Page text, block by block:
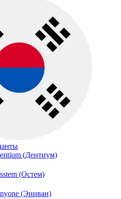
(Дентиум)
(Остем)
(Эниван)